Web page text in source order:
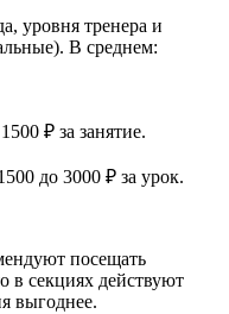
уровня тренера и
В среднем:
₽ за занятие.
до 3000 ₽ за урок.
посещать
в секциях действуют
выгоднее.